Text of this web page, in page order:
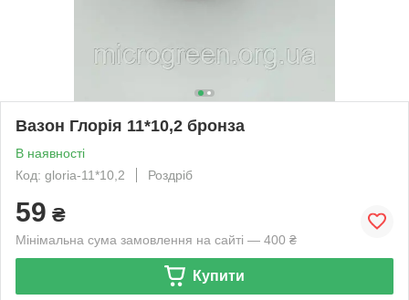
Вазон Глорія 11*10,2 бронза
В наявності
Код: gloria-11*10,2
Роздріб
59 ₴
Мінімальна сума замовлення на сайті — 400 ₴
Купити